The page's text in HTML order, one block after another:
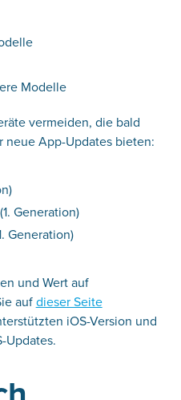
Modelle
vermeiden, die bald
App-Updates bieten:
Generation)
Generation)
und Wert auf
aufdieser Seite
iOS-Version und
Updates.